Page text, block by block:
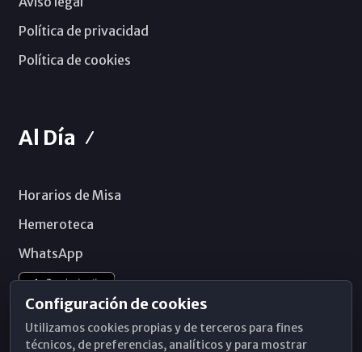
Política de privacidad
Política de cookies
Al Día
Horarios de Misa
Hemeroteca
WhatsApp
Configuración de cookies
Utilizamos cookies propias y de terceros para fines
técnicos, de preferencias, analíticos y para mostrar